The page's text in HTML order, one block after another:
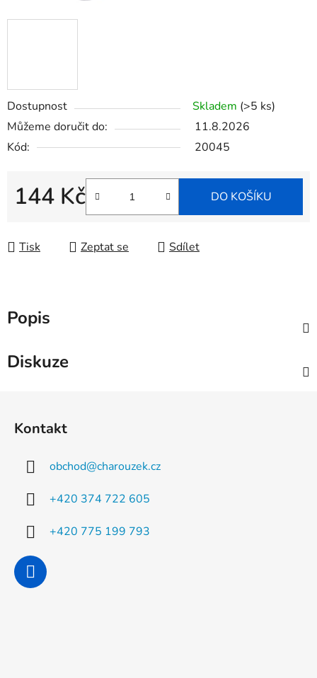
Dostupnost Skladem (>5 ks)
Můžeme doručit do:
11.8.2026
Kód:
20045
144 Kč DO KOŠÍKU
Tisk Zeptat se Sdílet
Popis
Diskuze
Kontakt
obchod@charouzek.cz
+420 374 722 605
+420 775 199 793